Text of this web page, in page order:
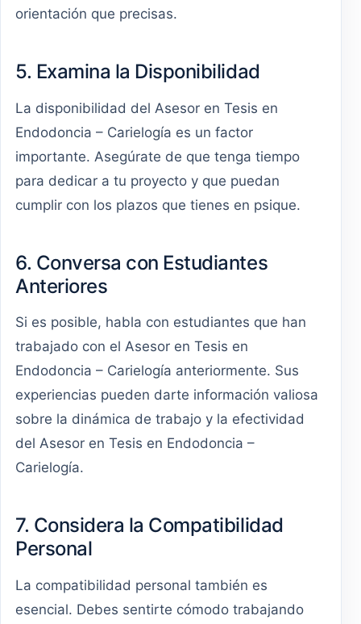
orientación que precisas.
5. Examina la Disponibilidad
La disponibilidad del Asesor en Tesis en
Endodoncia – Carielogía es un factor
importante. Asegúrate de que tenga tiempo
para dedicar a tu proyecto y que puedan
cumplir con los plazos que tienes en psique.
6. Conversa con Estudiantes
Anteriores
Si es posible, habla con estudiantes que han
trabajado con el Asesor en Tesis en
Endodoncia – Carielogía anteriormente. Sus
experiencias pueden darte información valiosa
sobre la dinámica de trabajo y la efectividad
del Asesor en Tesis en Endodoncia –
Carielogía.
7. Considera la Compatibilidad
Personal
La compatibilidad personal también es
esencial. Debes sentirte cómodo trabajando